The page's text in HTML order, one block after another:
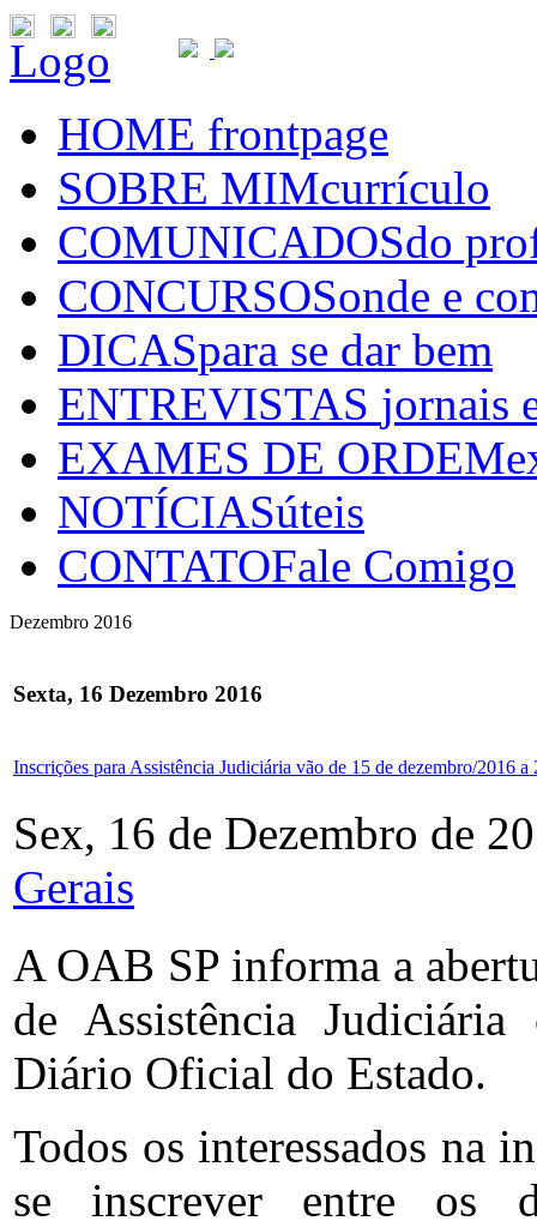
Logo
HOME frontpage
SOBRE MIMcurrículo
COMUNICADOSdo
CONCURSOSonde e
DICASpara se dar bem
ENTREVISTAS jornais
EXAMES DE ORDEM
NOTÍCIASúteis
CONTATOFale Comigo
Dezembro 2016
Sexta, 16 Dezembro 2016
Inscrições para Assistência Judiciária vão de 15 de dezembro/2016
Sex, 16 de Dezembro de
Gerais
A OAB SP informa a
de Assistência
Diário Oficial do Estado.
Todos os interessados na
se inscrever entre os